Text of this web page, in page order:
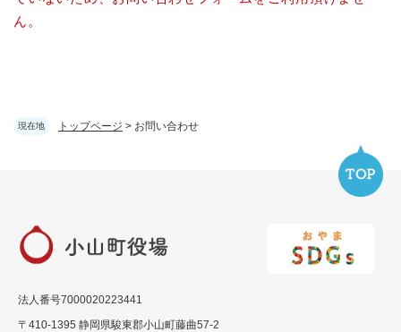
現在地 トップページ > お問い合わせ
ん。
法人番号7000020223441
〒410-1395 静岡県駿東郡小山町藤曲57-2